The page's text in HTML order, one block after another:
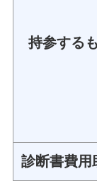
持参する
診断書費用